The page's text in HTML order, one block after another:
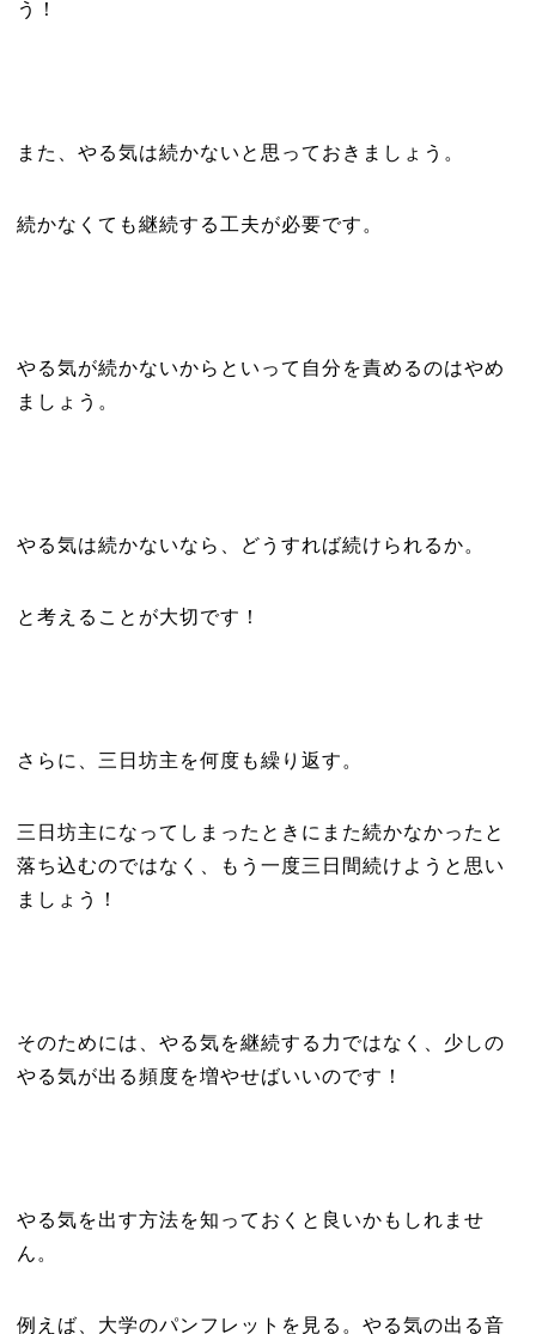
う！
また、やる気は続かないと思っておきましょう。
続かなくても継続する工夫が必要です。
やる気が続かないからといって自分を責めるのはやめ
ましょう。
やる気は続かないなら、どうすれば続けられるか。
と考えることが大切です！
さらに、三日坊主を何度も繰り返す。
三日坊主になってしまったときにまた続かなかったと
落ち込むのではなく、もう一度三日間続けようと思い
ましょう！
そのためには、やる気を継続する力ではなく、少しの
やる気が出る頻度を増やせばいいのです！
やる気を出す方法を知っておくと良いかもしれませ
ん。
例えば、大学のパンフレットを見る。やる気の出る音